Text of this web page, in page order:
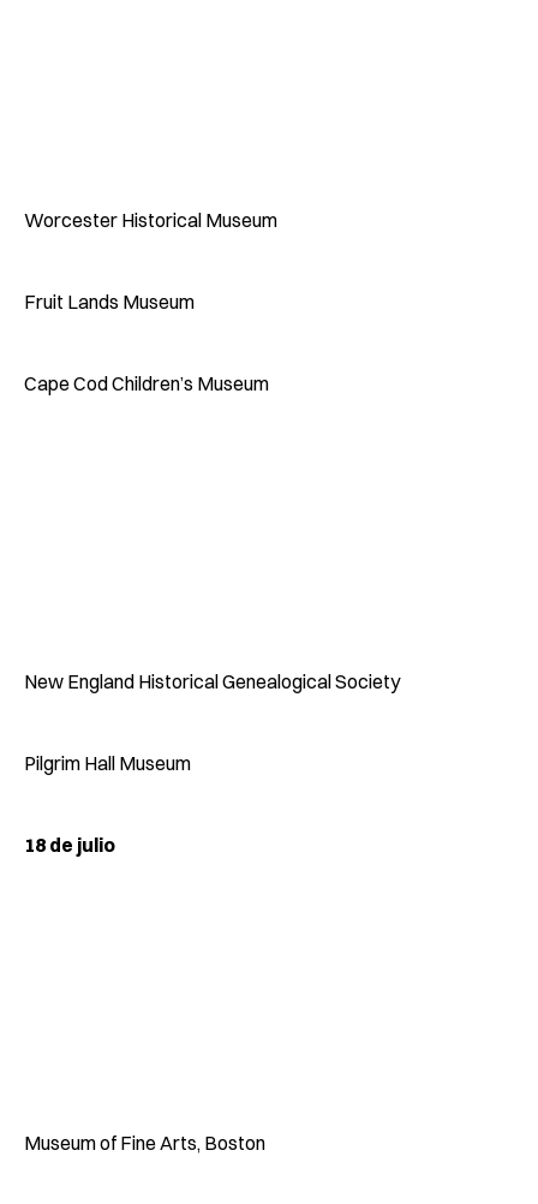
Worcester Historical Museum
Fruit Lands Museum
Cape Cod Children’s Museum
New England Historical Genealogical Society
Pilgrim Hall Museum
18 de julio
Museum of Fine Arts, Boston